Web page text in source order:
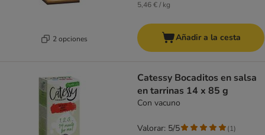
2 opciones
5,46 € / kg
Añadir a la cesta
Catessy Bocaditos en salsa
en tarrinas 14 x 85 g
Con vacuno
Valorar: 5/5 (1)